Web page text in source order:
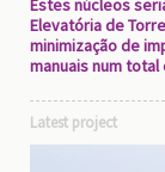
Estes núcleos
Elevatória de
minimização de
manuais num total
Latest project